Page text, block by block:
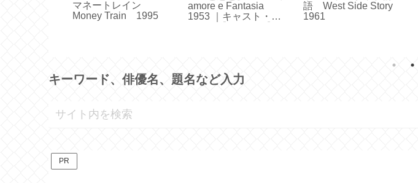
マネートレイン
Money Train 1995
amore e Fantasia
1953 ｜キャスト・あ
語 West Side Story
1961
キーワード、俳優名、題名など入力
PR